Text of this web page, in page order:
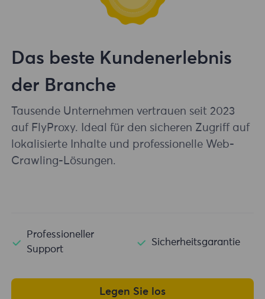
Das beste Kundenerlebnis
der Branche
Tausende Unternehmen vertrauen seit 2023
auf FlyProxy. Ideal für den sicheren Zugriff auf
lokalisierte Inhalte und professionelle Web-
Crawling-Lösungen.
Professioneller
Support
Sicherheitsgarantie
Legen Sie los